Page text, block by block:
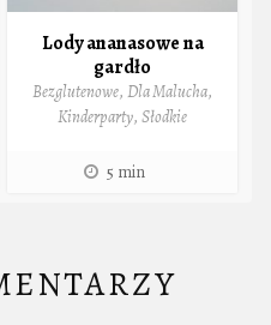
Lody ananasowe na
gardło
Bezglutenowe, Dla Malucha,
Kinderparty, Słodkie
5 min